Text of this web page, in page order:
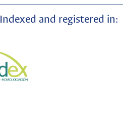
Indexed and registered in: